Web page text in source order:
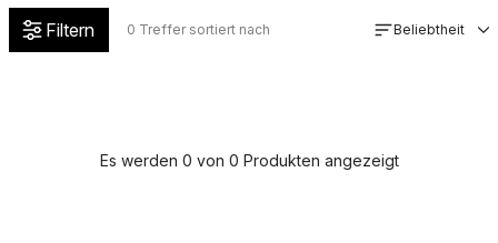
Filtern 0 Treffer sortiert nach Beliebtheit
Es werden 0 von 0 Produkten angezeigt